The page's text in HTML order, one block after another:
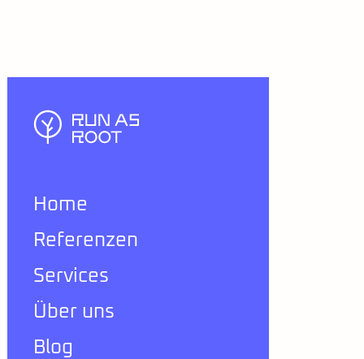
Home
Referenzen
Services
Über uns
Blog